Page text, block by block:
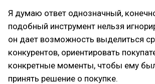
Я думаю ответ однозначный,
подобный инструмент нельзя
он дает возможность выделиться
конкурентов, ориентировать
конкретные моменты, чтобы ему
принять решение о покупке.